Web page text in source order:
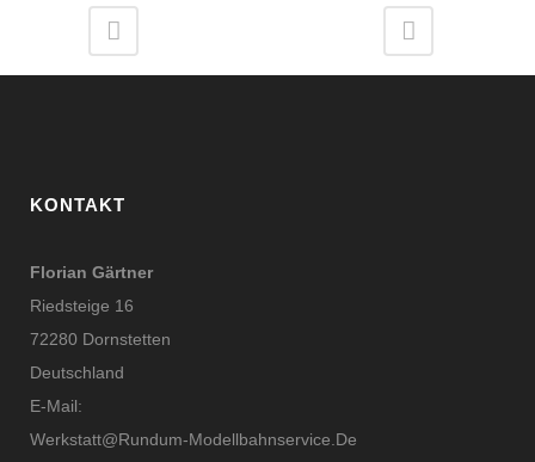
KONTAKT
Florian Gärtner
Riedsteige 16
72280 Dornstetten
Deutschland
E-Mail:
Werkstatt@rundum-Modellbahnservice.de